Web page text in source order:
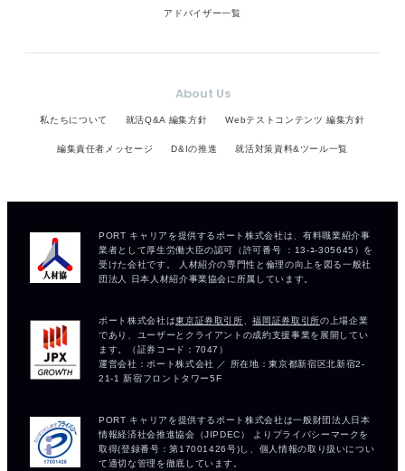
アドバイザー一覧
About Us
私たちについて 就活Q&A 編集方針 Webテストコンテンツ 編集方針
編集責任者メッセージ D&Iの推進 就活対策資料&ツール一覧